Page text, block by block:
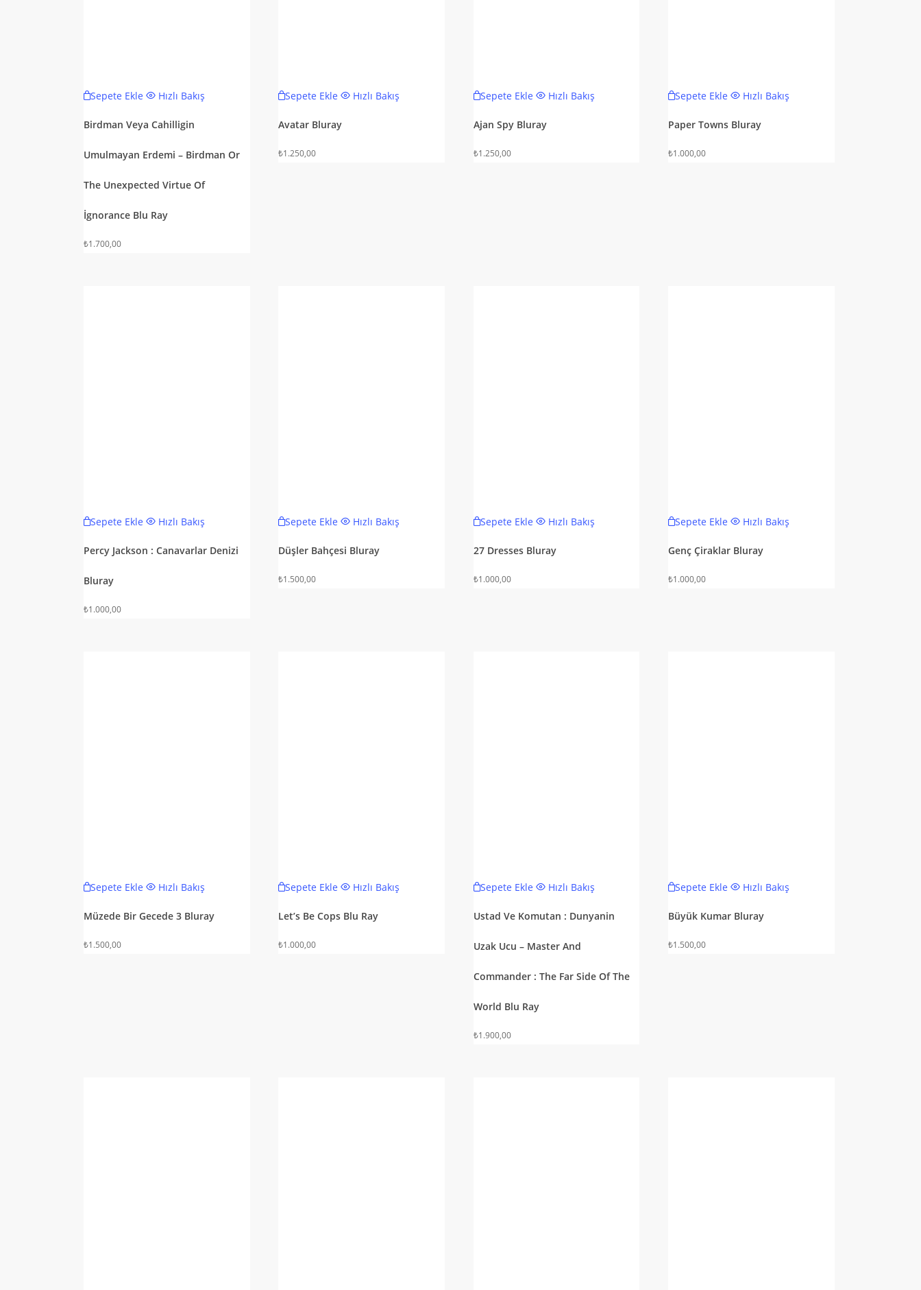
Sepete Ekle Hızlı Bakış
Birdman Veya Cahilligin
Umulmayan Erdemi – Birdman Or
The Unexpected Virtue Of
İgnorance Blu Ray
₺1.700,00
Sepete Ekle Hızlı Bakış
Avatar Bluray
₺1.250,00
Sepete Ekle Hızlı Bakış
Ajan Spy Bluray
₺1.250,00
Sepete Ekle Hızlı Bakış
Paper Towns Bluray
₺1.000,00
Sepete Ekle Hızlı Bakış
Percy Jackson : Canavarlar Denizi
Bluray
₺1.000,00
Sepete Ekle Hızlı Bakış
Düşler Bahçesi Bluray
₺1.500,00
Sepete Ekle Hızlı Bakış
27 Dresses Bluray
₺1.000,00
Sepete Ekle Hızlı Bakış
Genç Çiraklar Bluray
₺1.000,00
Sepete Ekle Hızlı Bakış
Müzede Bir Gecede 3 Bluray
₺1.500,00
Sepete Ekle Hızlı Bakış
Let’s Be Cops Blu Ray
₺1.000,00
Sepete Ekle Hızlı Bakış
Ustad Ve Komutan : Dunyanin
Uzak Ucu – Master And
Commander : The Far Side Of The
World Blu Ray
₺1.900,00
Sepete Ekle Hızlı Bakış
Büyük Kumar Bluray
₺1.500,00